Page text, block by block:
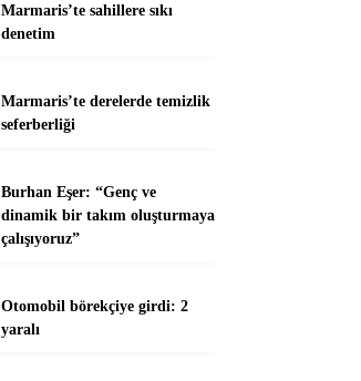
Marmaris’te sahillere sıkı
denetim
Marmaris’te derelerde temizlik
seferberliği
Burhan Eşer: “Genç ve
dinamik bir takım oluşturmaya
çalışıyoruz”
Otomobil börekçiye girdi: 2
yaralı